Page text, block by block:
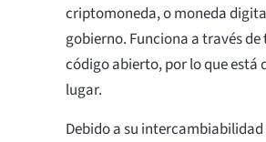
criptomoneda, o moneda
gobierno. Funciona a través
código abierto, por lo que está
lugar.
Debido a su